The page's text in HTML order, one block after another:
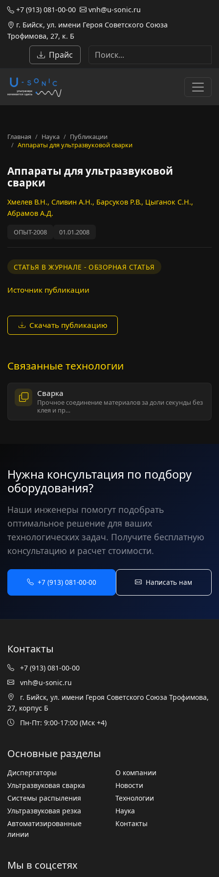
+7 (913) 081-00-00
vnh@u-sonic.ru
г. Бийск, ул. имени Героя Советского Союза
Трофимова, 27, к. Б
Прайс
Главная Наука
Публикации
Аппараты для ультразвуковой сварки
Аппараты для ультразвуковой
сварки
Хмелев В.Н., Сливин А.Н., Барсуков Р.В., Цыганок С.Н.,
Абрамов А.Д.
ОПЫТ-2008 01.01.2008
СТАТЬЯ В ЖУРНАЛЕ - ОБЗОРНАЯ СТАТЬЯ
Источник публикации
Скачать публикацию
Связанные технологии
Сварка
Прочное соединение материалов за доли секунды без
клея и пр…
Нужна консультация по подбору
оборудования?
Наши инженеры помогут подобрать
оптимальное решение для ваших
технологических задач. Получите бесплатную
консультацию и расчет стоимости.
+7 (913) 081-00-00 Написать нам
Контакты
+7 (913) 081-00-00
vnh@u-sonic.ru
г. Бийск, ул. имени Героя Советского Союза Трофимова,
27, корпус Б
Пн-Пт: 9:00-17:00 (Мск +4)
Основные разделы
Диспергаторы
Ультразвуковая сварка
Системы распыления
Ультразвуковая резка
Автоматизированные
линии
О компании
Новости
Технологии
Наука
Контакты
Мы в соцсетях